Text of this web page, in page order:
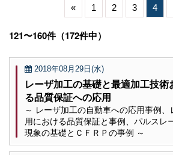
« 1 2 3 4
121〜160件（172件中）
2018年08月29日(水)
レーザ加工の基礎と最適加工技術
る品質保証への応用
～ レーザ加工の自動車への応用事例
用における品質保証と事例、パルスレ
現象の基礎とＣＦＲＰの事例 ～